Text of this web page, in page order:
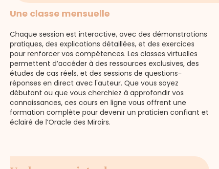
Une classe mensuelle
Chaque session est interactive, avec des démonstrations
pratiques, des explications détaillées, et des exercices
pour renforcer vos compétences. Les classes virtuelles
permettent d’accéder à des ressources exclusives, des
études de cas réels, et des sessions de questions-
réponses en direct avec l'auteur. Que vous soyez
débutant ou que vous cherchiez à approfondir vos
connaissances, ces cours en ligne vous offrent une
formation complète pour devenir un praticien confiant et
éclairé de l’Oracle des Miroirs.